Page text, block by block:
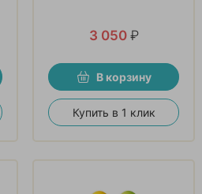
3 050 ₽
В корзину
Купить в 1 клик